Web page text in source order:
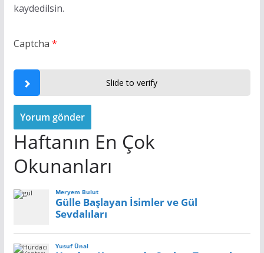
kaydedilsin.
Captcha *
Slide to verify
Haftanın En Çok
Okunanları